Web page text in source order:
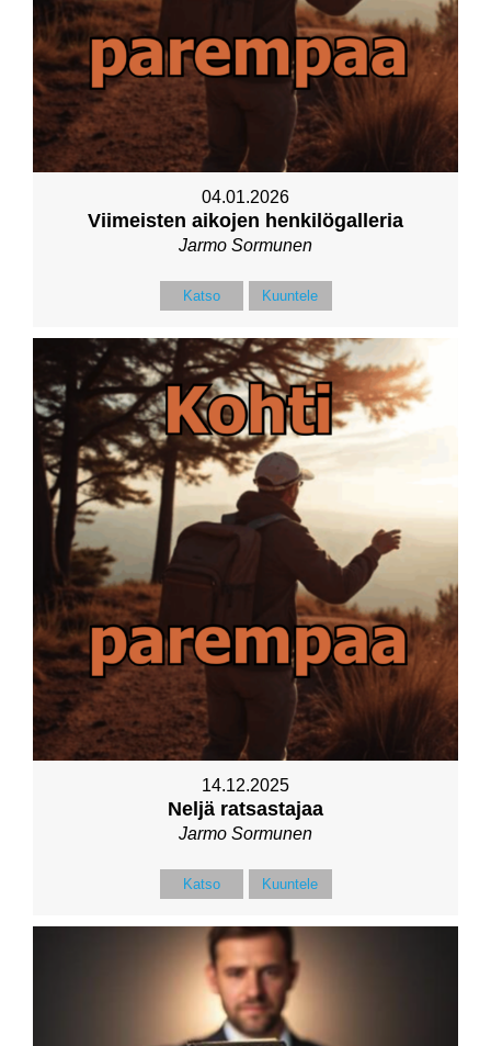
04.01.2026
Viimeisten aikojen henkilögalleria
Jarmo Sormunen
Katso Kuuntele
14.12.2025
Neljä ratsastajaa
Jarmo Sormunen
Katso Kuuntele